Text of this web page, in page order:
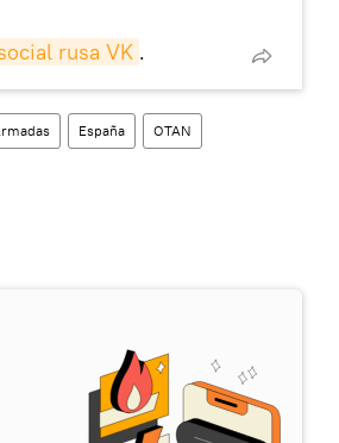
rusa VK .
España OTAN